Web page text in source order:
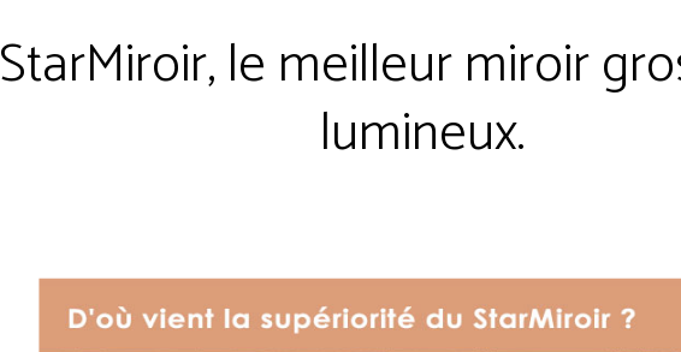
StarMiroir, le meilleur miroir
lumineux.